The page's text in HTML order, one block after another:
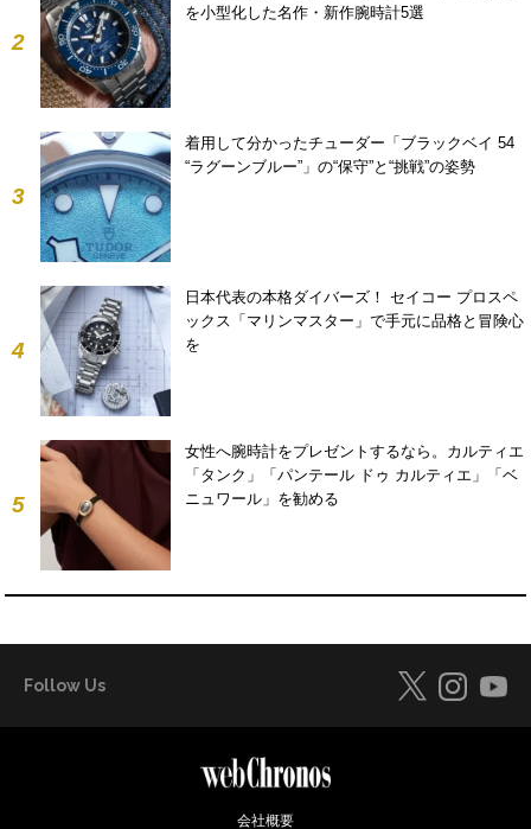
2
を小型化した名作・新作腕時計5選
3
着用して分かったチューダー「ブラックベイ 54
“ラグーンブルー”」の“保守”と“挑戦”の姿勢
4
日本代表の本格ダイバーズ！ セイコー プロスペ
ックス「マリンマスター」で手元に品格と冒険心
を
5
女性へ腕時計をプレゼントするなら。カルティエ
「タンク」「パンテール ドゥ カルティエ」「ベ
ニュワール」を勧める
Follow Us
会社概要